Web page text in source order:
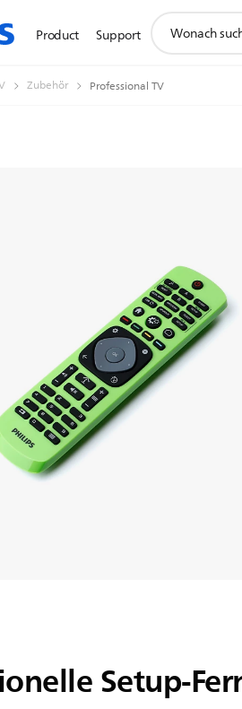
Product Support
Zubehör Professional TV
Setup-